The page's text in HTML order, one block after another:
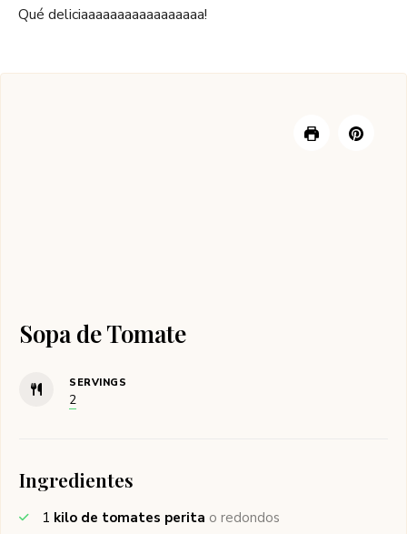
Qué deliciaaaaaaaaaaaaaaaaa!
Sopa de Tomate
SERVINGS
2
Ingredientes
1 kilo de tomates perita o redondos